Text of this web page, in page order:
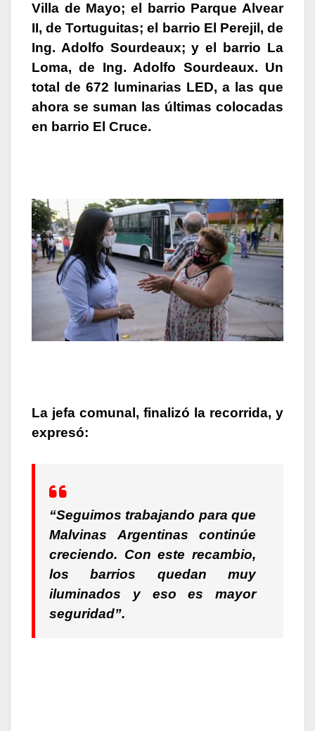
Villa de Mayo; el barrio Parque Alvear
II, de Tortuguitas; el barrio El Perejil, de
Ing. Adolfo Sourdeaux; y el barrio La
Loma, de Ing. Adolfo Sourdeaux. Un
total de 672 luminarias LED, a las que
ahora se suman las últimas colocadas
en barrio El Cruce.
La jefa comunal, finalizó la recorrida, y
expresó:
“Seguimos trabajando para que
Malvinas Argentinas continúe
creciendo. Con este recambio,
los barrios quedan muy
iluminados y eso es mayor
seguridad”.